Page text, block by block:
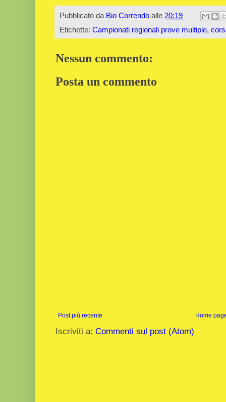
Pubblicato da Bio Correndo alle 20:19
Etichette: Campionati regionali prove multiple,
Nessun commento:
Posta un commento
Post più recente Home
Iscriviti a: Commenti sul post (Atom)